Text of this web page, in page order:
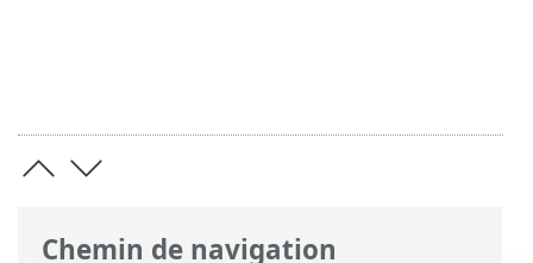
Chemin de navigation